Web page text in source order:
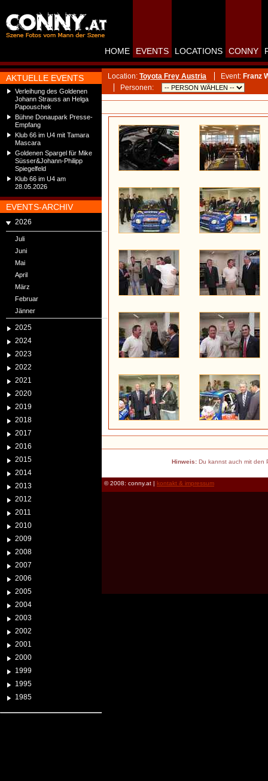
AKTUELLE EVENTS
Verleihung des Goldenen
Johann Strauss an Helga
Papouschek
Bühne Donaupark Presse-
Empfang
Klub 66 im U4 mit Tamara
Mascara
Goldenen Spargel für Mike
Süsser&Johann-Philipp
Spiegelfeld
Klub 66 im U4 am
28.05.2026
EVENTS-ARCHIV
2026
Juli
Juni
Mai
April
März
Februar
Jänner
2025
2024
2023
2022
2021
2020
2019
2018
2017
2016
2015
2014
2013
2012
2011
2010
2009
2008
2007
2006
2005
2004
2003
2002
2001
2000
1999
1995
1985
HOME EVENTS LOCATIONS CONNY
Location: Toyota Frey Austria Event: Franz
Personen:
Hinweis:Du kannst auch mit den
© 2008: conny.at | kontakt & impressum